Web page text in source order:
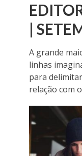
|
A grande
linhas
para
relação com